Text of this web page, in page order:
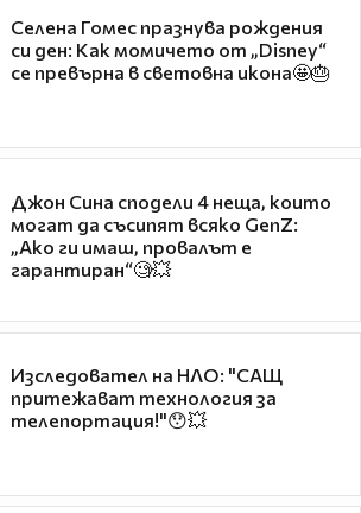
Селена Гомес празнува рождения
си ден: Как момичето от „Disney“
се превърна в световна икона🤩🎂
Джон Сина сподели 4 неща, които
могат да съсипят всяко GenZ:
„Ако ги имаш, провалът е
гарантиран“🧐💥
Изследовател на НЛО: "САЩ
притежават технология за
телепортация!"😯💥